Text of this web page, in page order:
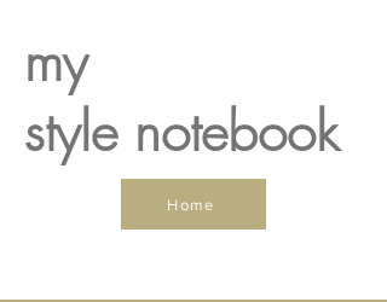
my
style notebook
Home